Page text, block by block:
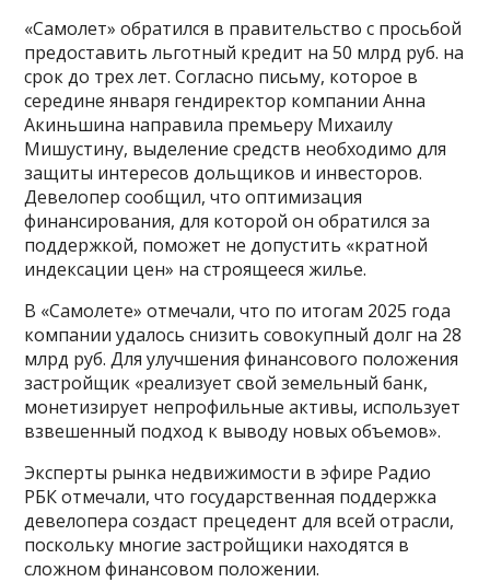
«Самолет» обратился в правительство с просьбой
предоставить льготный кредит на 50 млрд руб. на
срок до трех лет. Согласно письму, которое в
середине января гендиректор компании Анна
Акиньшина направила премьеру Михаилу
Мишустину, выделение средств необходимо для
защиты интересов дольщиков и инвесторов.
Девелопер сообщил, что оптимизация
финансирования, для которой он обратился за
поддержкой, поможет не допустить «кратной
индексации цен» на строящееся жилье.
В «Самолете» отмечали, что по итогам 2025 года
компании удалось снизить совокупный долг на 28
млрд руб. Для улучшения финансового положения
застройщик «реализует свой земельный банк,
монетизирует непрофильные активы, использует
взвешенный подход к выводу новых объемов».
Эксперты рынка недвижимости в эфире Радио
РБК отмечали, что государственная поддержка
девелопера создаст прецедент для всей отрасли,
поскольку многие застройщики находятся в
сложном финансовом положении.